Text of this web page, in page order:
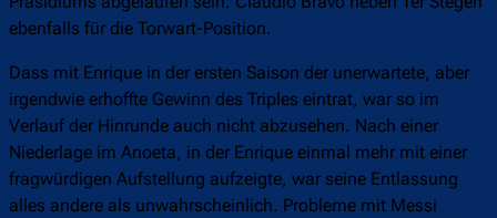
ebenfalls für die Torwart-Position.
Dass mit Enrique in der ersten Saison der unerwartete, aber
irgendwie erhoffte Gewinn des Triples eintrat, war so im
Verlauf der Hinrunde auch nicht abzusehen. Nach einer
Niederlage im Anoeta, in der Enrique einmal mehr mit einer
fragwürdigen Aufstellung aufzeigte, war seine Entlassung
alles andere als unwahrscheinlich. Probleme mit Messi